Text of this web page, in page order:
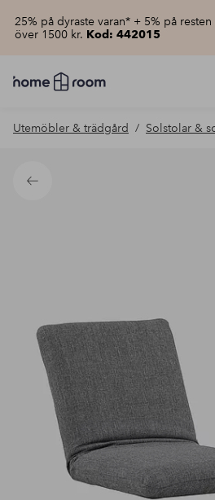
25% på dyraste varan* + 5% på
över 1500 kr. Kod: 442015
Homeroom
–
hemmet
pris
Utemöbler & trädgård Solstolar &
Tillbaka